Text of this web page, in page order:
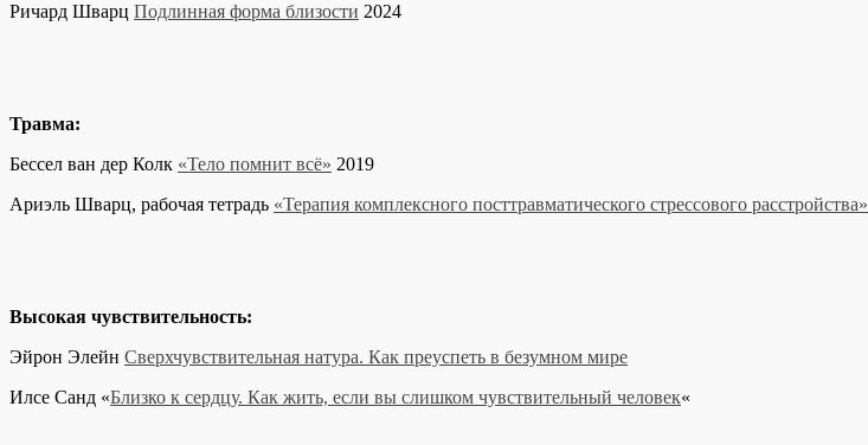
Ричард Шварц Подлинная форма близости 2024
Травма:
Бессел ван дер Колк «Тело помнит всё» 2019
Ариэль Шварц, рабочая тетрадь «Терапия комплексного посттравматического стрессового расстройства»
Высокая чувствительность:
Эйрон Элейн Сверхчувствительная натура. Как преуспеть в безумном мире
Илсе Санд «Близко к сердцу. Как жить, если вы слишком чувствительный человек«